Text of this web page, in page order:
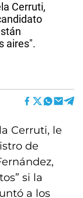
Cerruti,
aires".
Cerruti, le
de
si la
a los